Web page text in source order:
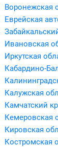
Воронежская
Еврейская
Ивановская
Иркутская
Кабардино-
Калужская
Камчатский
Кемеровская
Кировская
Костромская